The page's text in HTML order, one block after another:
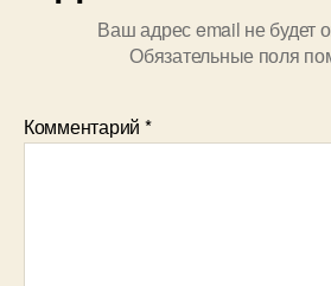
Ваш адрес email не будет
Обязательные поля
Комментарий *